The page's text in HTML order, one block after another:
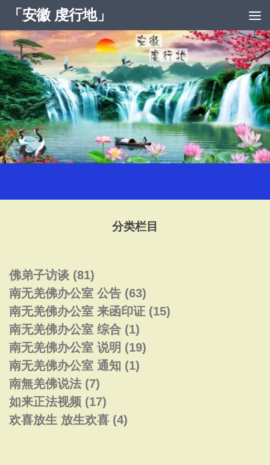
跳至内容
「安徽 虔行地」
分类栏目
佛弟子访谈 (81)
南无羌佛办公室 公告 (63)
南无羌佛办公室 来函印证 (15)
南无羌佛办公室 综合 (1)
南无羌佛办公室 说明 (19)
南无羌佛办公室 通知 (1)
南無羌佛说法 (7)
如来正法视频 (17)
欢喜放生 放生欢喜 (4)